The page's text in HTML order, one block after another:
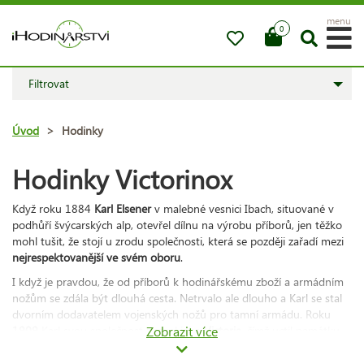
0
menu
Filtrovat
Úvod > Hodinky
Hodinky Victorinox
Když roku 1884 Karl Elsenerv malebné vesnici Ibach, situované v
podhůří švýcarských alp, otevřel dílnu na výrobu příborů, jen těžko
mohl tušit, že stojí u zrodu společnosti, která se později zařadí mezi
nejrespektovanější ve svém oboru.
I když je pravdou, že od příborů k hodinářskému zboží a armádním
nožům se zdála být dlouhá cesta. Netrvalo ale dlouho a Karl se stal
dvorním dodavatelem vojenských nožů pro tamní armádu. Roku
Karl svou společnost nazval jakoVictoria
své matky. Nedlouho po objevu nerezové oceli ale název upravil na
Zobrazit více